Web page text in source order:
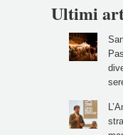
Ultimi